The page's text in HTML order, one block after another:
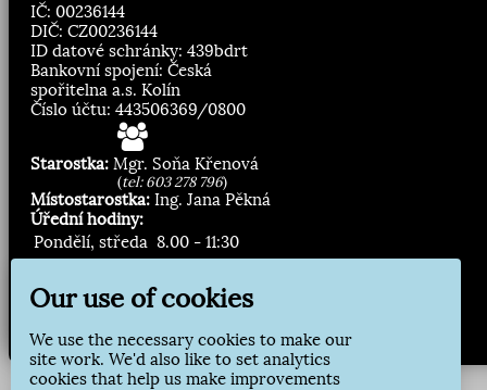
IČ: 00236144
DIČ: CZ00236144
ID datové schránky: 439bdrt
Bankovní spojení: Česká
spořitelna a.s. Kolín
Číslo účtu: 443506369/0800
Starostka: Mgr. Soňa Křenová
(tel: 603 278 796)
Místostarostka: Ing. Jana Pěkná
Úřední hodiny:
Pondělí, středa 8.00 - 11:30
Přihlásit odběr
Our use of cookies
We use the necessary cookies to make our
site work. We'd also like to set analytics
cookies that help us make improvements